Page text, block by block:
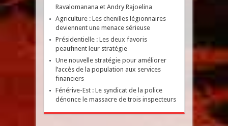
Ravalomanana et Andry Rajoelina
Agriculture : Les chenilles légionnaires
deviennent une menace sérieuse
Présidentielle : Les deux favoris
peaufinent leur stratégie
Une nouvelle stratégie pour améliorer
l’accès de la population aux services
financiers
Fénérive-Est : Le syndicat de la police
dénonce le massacre de trois inspecteurs